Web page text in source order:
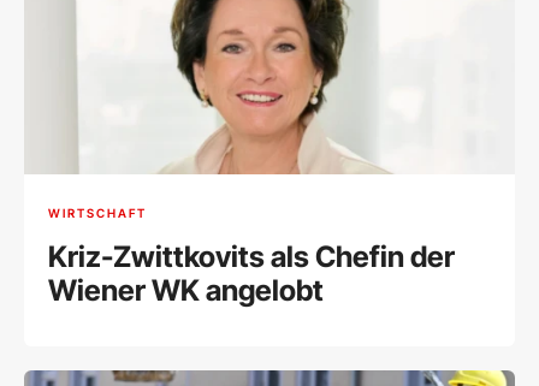
WIRTSCHAFT
Kriz-Zwittkovits als Chefin der
Wiener WK angelobt